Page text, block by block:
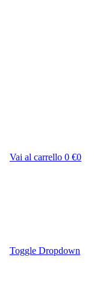
Vai al carrello 0 €0
Toggle Dropdown